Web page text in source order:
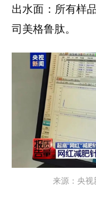
出水面：所有样
司美格鲁肽。
来源：央视